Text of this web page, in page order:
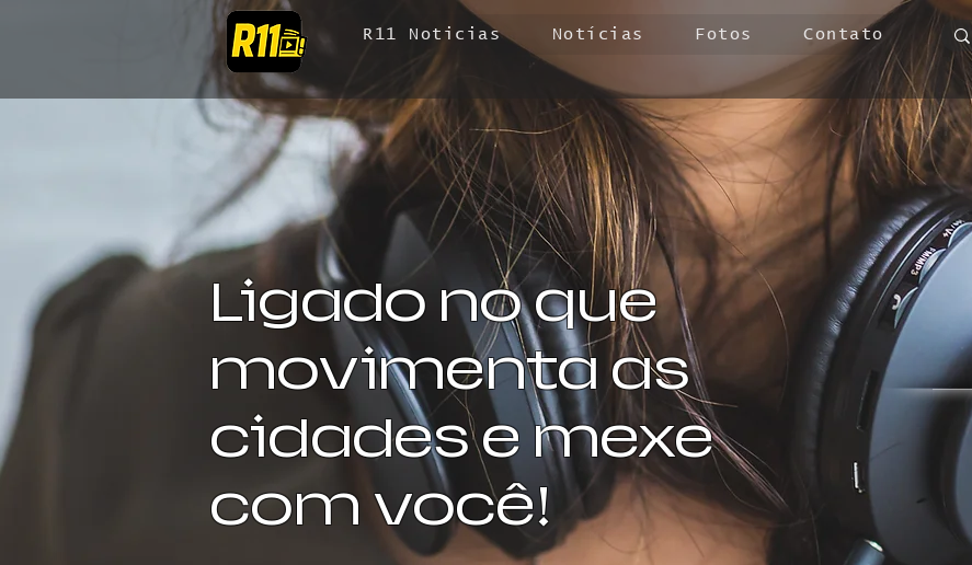
R11 Noticias Notícias Fotos Contato
Ligado no que
movimenta as
cidades e mexe
com você!